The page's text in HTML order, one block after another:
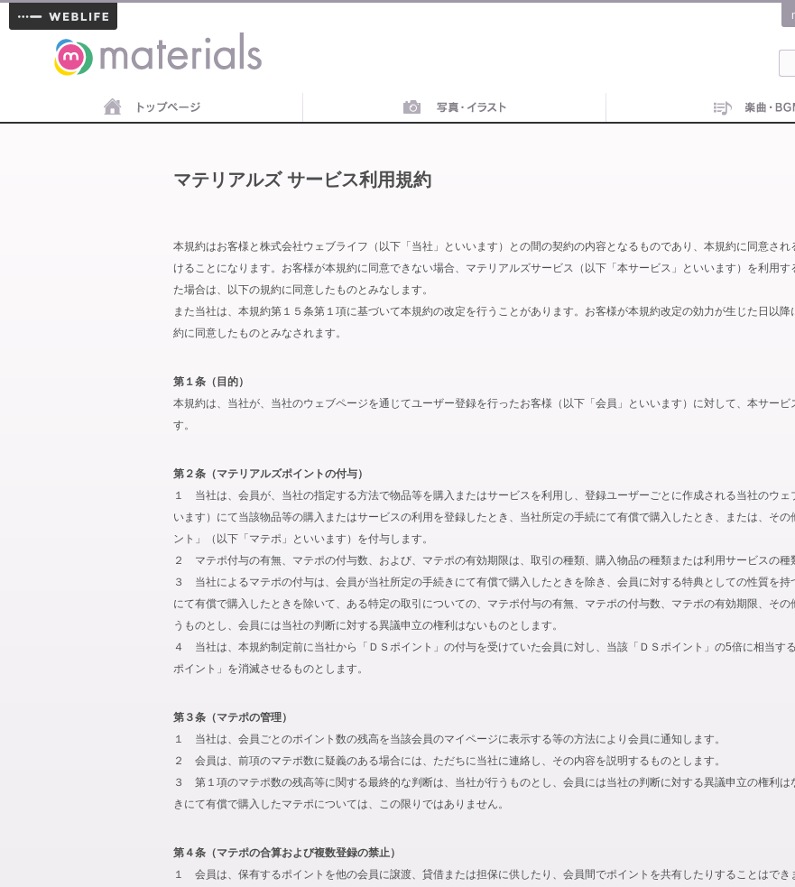
materials
マテリアルズ サービス利用規約
本規約はお客様と株式会社ウェブライフ（以下「当社」といいます）との間の契約の内容となるものであり、本規約に同意さ
けることになります。お客様が本規約に同意できない場合、マテリアルズサービス（以下「本サービス」といいます）を利用
た場合は、以下の規約に同意したものとみなします。
また当社は、本規約第１５条第１項に基づいて本規約の改定を行うことがあります。お客様が本規約改定の効力が生じた日以
約に同意したものとみなされます。
第１条（目的）
本規約は、当社が、当社のウェブページを通じてユーザー登録を行ったお客様（以下「会員」といいます）に対して、本サー
す。
第２条（マテリアルズポイントの付与）
１ 当社は、会員が、当社の指定する方法で物品等を購入またはサービスを利用し、登録ユーザーごとに作成される当社のウ
います）にて当該物品等の購入またはサービスの利用を登録したとき、当社所定の手続にて有償で購入したとき、または、そ
ント」（以下「マテポ」といいます）を付与します。
２ マテポ付与の有無、マテポの付与数、および、マテポの有効期限は、取引の種類、購入物品の種類または利用サービスの種
３ 当社によるマテポの付与は、会員が当社所定の手続きにて有償で購入したときを除き、会員に対する特典としての性質を
にて有償で購入したときを除いて、ある特定の取引についての、マテポ付与の有無、マテポの付与数、マテポの有効期限、そ
うものとし、会員には当社の判断に対する異議申立の権利はないものとします。
４ 当社は、本規約制定前に当社から「ＤＳポイント」の付与を受けていた会員に対し、当該「ＤＳポイント」の5倍に相当す
ポイント」を消滅させるものとします。
第３条（マテポの管理）
１ 当社は、会員ごとのポイント数の残高を当該会員のマイページに表示する等の方法により会員に通知します。
２ 会員は、前項のマテポ数に疑義のある場合には、ただちに当社に連絡し、その内容を説明するものとします。
３ 第１項のマテポ数の残高等に関する最終的な判断は、当社が行うものとし、会員には当社の判断に対する異議申立の権利
きにて有償で購入したマテポについては、この限りではありません。
第４条（マテポの合算および複数登録の禁止）
１ 会員は、保有するポイントを他の会員に譲渡、貸借または担保に供したり、会員間でポイントを共有したりすることはでき